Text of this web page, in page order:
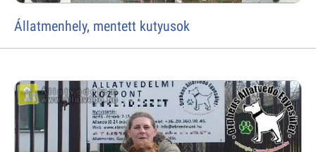
Állatmenhely, mentett kutyusok